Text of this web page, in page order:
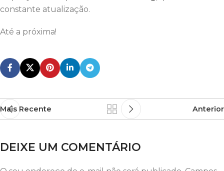
constante atualização.
Até a próxima!
Mais Recente Anterior
DEIXE UM COMENTÁRIO